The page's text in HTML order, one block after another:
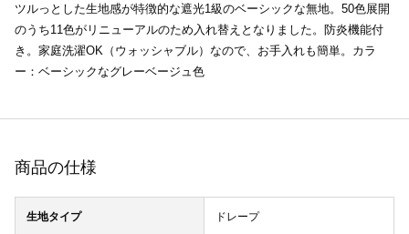
ツルっとした生地感が特徴的な遮光1級のベーシックな無地。50色展開
のうち11色がリニューアルのため入れ替えとなりました。防炎機能付
き。家庭洗濯OK（ウォッシャブル）なので、お手入れも簡単。カラ
ー：ベーシックなグレーベージュ色
商品の仕様
生地タイプ ドレープ